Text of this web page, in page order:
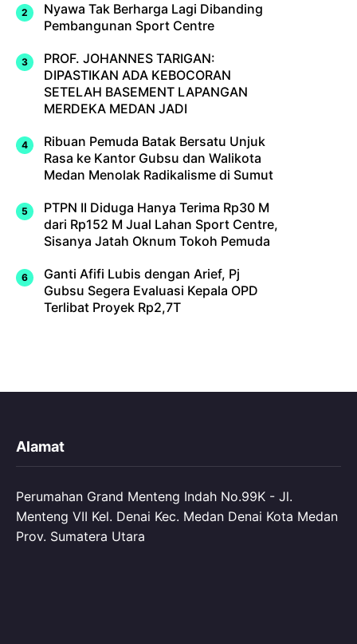
Nyawa Tak Berharga Lagi Dibanding
Pembangunan Sport Centre
PROF. JOHANNES TARIGAN:
DIPASTIKAN ADA KEBOCORAN
SETELAH BASEMENT LAPANGAN
MERDEKA MEDAN JADI
Ribuan Pemuda Batak Bersatu Unjuk
Rasa ke Kantor Gubsu dan Walikota
Medan Menolak Radikalisme di Sumut
PTPN II Diduga Hanya Terima Rp30 M
dari Rp152 M Jual Lahan Sport Centre,
Sisanya Jatah Oknum Tokoh Pemuda
Ganti Afifi Lubis dengan Arief, Pj
Gubsu Segera Evaluasi Kepala OPD
Terlibat Proyek Rp2,7T
Alamat
Perumahan Grand Menteng Indah No.99K - Jl.
Menteng VII Kel. Denai Kec. Medan Denai Kota Medan
Prov. Sumatera Utara